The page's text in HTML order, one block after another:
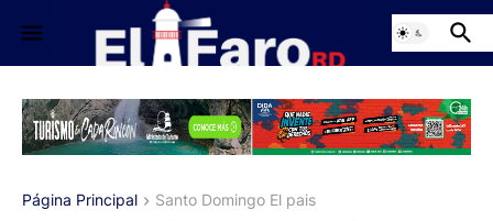
Página Principal Santo Domingo El pais